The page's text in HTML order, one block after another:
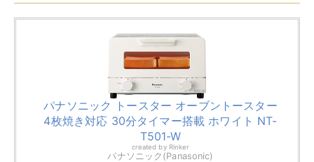
パナソニック トースター オーブントースター
4枚焼き対応 30分タイマー搭載 ホワイト NT-
T501-W
created by Rinker
パナソニック(Panasonic)